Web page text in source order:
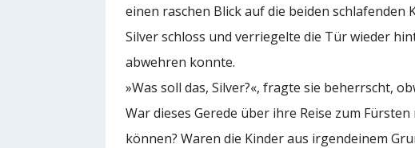
einen raschen Blick auf die beiden schlafenden
Silver schloss und verriegelte die Tür wieder
abwehren konnte.
»Was soll das, Silver?«, fragte sie beherrscht,
War dieses Gerede über ihre Reise zum
können? Waren die Kinder aus irgendeinem